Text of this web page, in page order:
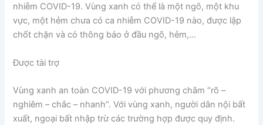
nhiễm COVID-19. Vùng xanh có thể là một ngõ, một khu
vực, một hẻm chưa có ca nhiễm COVID-19 nào, được lập
chốt chặn và có thông báo ở đầu ngõ, hẻm,…
Được tài trợ
Vùng xanh an toàn COVID-19 với phương châm “rõ –
nghiêm – chắc – nhanh”. Với vùng xanh, người dân nội bất
xuất, ngoại bất nhập trừ các trường hợp được quy định.